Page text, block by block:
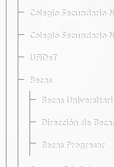
Colegio Secundario
Colegio Secundario
UFIDeT
Becas
Becas
Dirección de
Becas Progresar